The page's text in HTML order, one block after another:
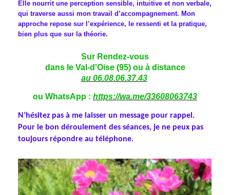
Elle nourrit une perception sensible, intuitive et non verbale,
qui traverse aussi mon travail d’accompagnement. Mon
approche repose sur l’expérience, le ressenti et la pratique,
bien plus que sur la théorie.
Sur Rendez-vous
dans le Val-d'Oise (95) ou à distance
au 06.08.06.37.43
ou WhatsApp : https://wa.me/33608063743
N’hésitez pas à me laisser un message pour rappel.
Pour le bon déroulement des séances, je ne peux pas
toujours répondre au téléphone.